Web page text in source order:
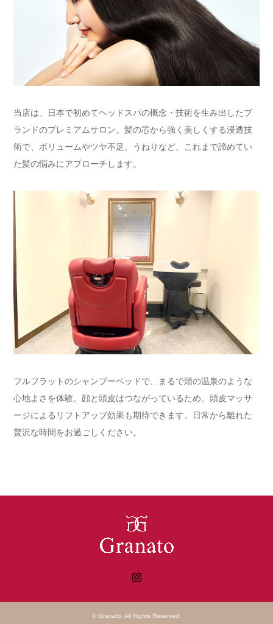
当店は、日本で初めてヘッドスパの概念・技術を生み出したブ
ランドのプレミアムサロン。髪の芯から強く美しくする浸透技
術で、ボリュームやツヤ不足、うねりなど、これまで諦めてい
た髪の悩みにアプローチします。
フルフラットのシャンプーベッドで、まるで頭の温泉のような
心地よさを体験。顔と頭皮はつながっているため、頭皮マッサ
ージによるリフトアップ効果も期待できます。日常から離れた
贅沢な時間をお過ごしください。
© Granato . All Rights Reserved.